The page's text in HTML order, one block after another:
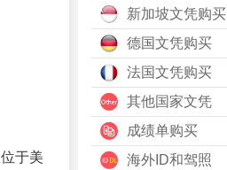
于美
新加坡文凭购买
德国文凭购买
法国文凭购买
其他国家文凭
成绩单购买
海外ID和驾照